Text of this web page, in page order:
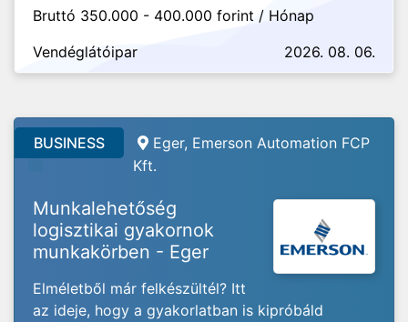
Bruttó 350.000 - 400.000 forint / Hónap
Vendéglátóipar
2026. 08. 06.
BUSINESS
Eger, Emerson Automation FCP
Kft.
Munkalehetőség
logisztikai gyakornok
munkakörben - Eger
Elméletből már felkészültél? Itt
az ideje, hogy a gyakorlatban is kipróbáld